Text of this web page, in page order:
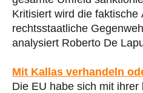
Kritisiert wird die faktische
rechtsstaatliche
analysiert Roberto De
Mit Kallas verhandeln
Die EU habe sich mit ihrer